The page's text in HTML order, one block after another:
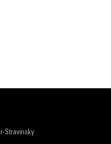
Stravinsky